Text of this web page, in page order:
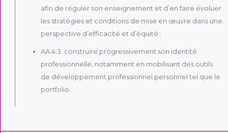
afin de réguler son enseignement et d’en faire évoluer
les stratégies et conditions de mise en œuvre dans une
perspective d’efficacité et d’équité ;
AA.4.3. construire progressivement son identité
professionnelle, notamment en mobilisant des outils
de développement professionnel personnel tel que le
portfolio.